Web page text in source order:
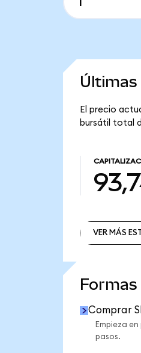
El precio
bursátil total
VER MÁS
Comprar SI
Empieza
pasos.